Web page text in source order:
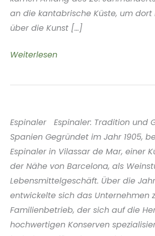
an die kantabrische Küste, um dort
über die Kunst [...]
Conservas
Baskenland
Weiterlesen
Espinaler Espinaler: Tradition und
Spanien Gegründet im Jahr 1905,
Espinaler in Vilassar de Mar, einer
der Nähe von Barcelona, als
Lebensmittelgeschäft. Über die
entwickelte sich das Unternehmen
Familienbetrieb, der sich auf die
hochwertigen Konserven